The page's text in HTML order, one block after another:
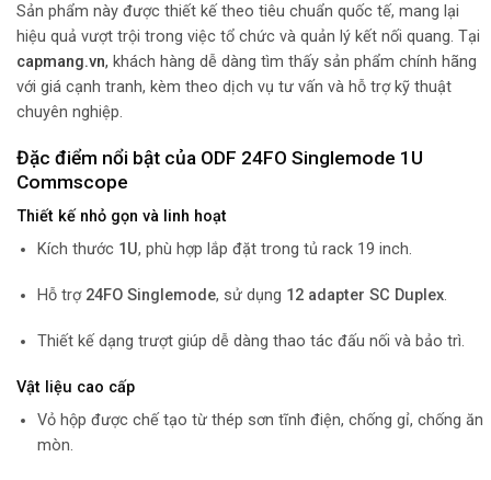
Sản phẩm này được thiết kế theo tiêu chuẩn quốc tế, mang lại
hiệu quả vượt trội trong việc tổ chức và quản lý kết nối quang. Tại
capmang.vn, khách hàng dễ dàng tìm thấy sản phẩm chính hãng
với giá cạnh tranh, kèm theo dịch vụ tư vấn và hỗ trợ kỹ thuật
chuyên nghiệp.
Đặc điểm nổi bật của ODF 24FO Singlemode 1U
Commscope
Thiết kế nhỏ gọn và linh hoạt
Kích thước 1U, phù hợp lắp đặt trong tủ rack 19 inch.
Hỗ trợ 24FO Singlemode, sử dụng 12 adapter SC Duplex.
Thiết kế dạng trượt giúp dễ dàng thao tác đấu nối và bảo trì.
Vật liệu cao cấp
Vỏ hộp được chế tạo từ thép sơn tĩnh điện, chống gỉ, chống ăn
mòn.